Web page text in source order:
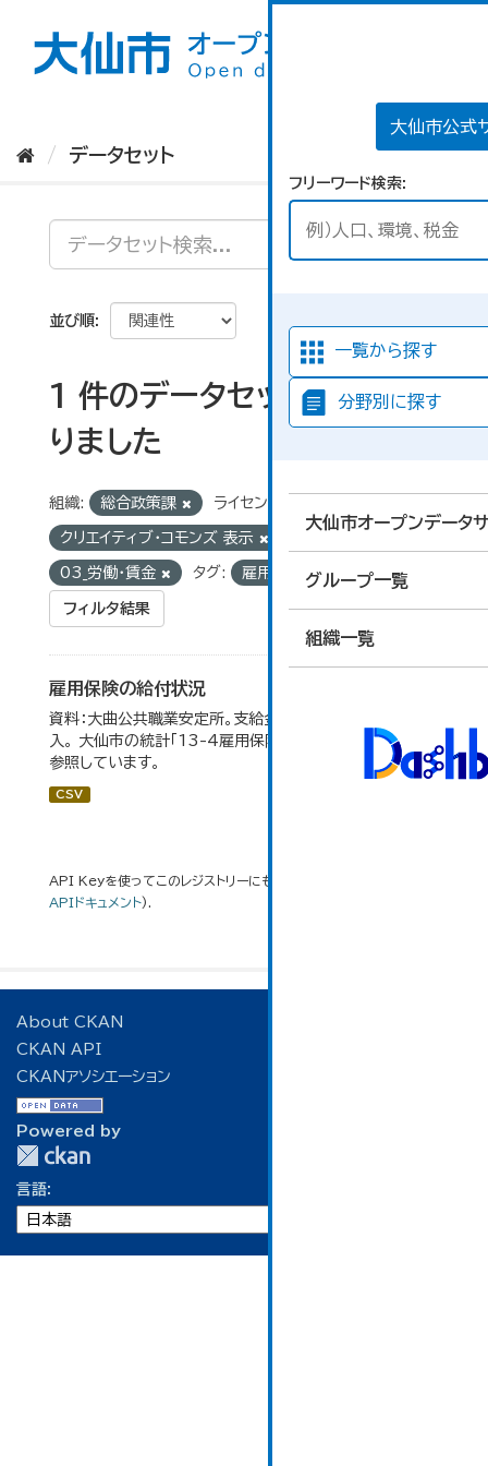
大仙市公式
フリーワード検索
一覧から探す
分野別に探す
大仙市オープンデータ
グループ一覧
組織一覧
データセット
並び順
1 件のデータセットが見つか
りました
組織: 総合政策課 ライセンス:
クリエイティブ・コモンズ 表示
03_労働・賃金 タグ: 雇用保険 統計
フィルタ結果
雇用保険の給付状況
資料：大曲公共職業安定所。支給金額の千円未満は四捨五
入。 大仙市の統計「13-4雇用保険の給付状況」のデータを
参照しています。
CSV
API Keyを使ってこのレジストリーにもアクセス可能です
APIドキュメント).
About CKAN
CKAN API
CKANアソシエーション
Powered by
言語